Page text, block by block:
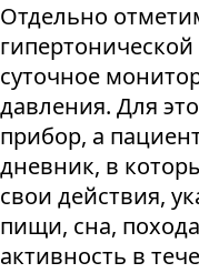
Отдельно
суточное
давления. Для
прибор, а
дневник, в
свои действия,
пищи, сна,
активность в